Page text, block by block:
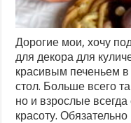
Дорогие мои, хочу
для декора для
красивым печеньем
стол. Больше всего
но и взрослые
красоту.